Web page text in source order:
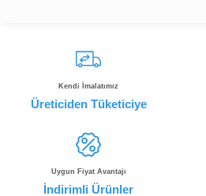
Kendi İmalatımız
Üreticiden Tüketiciye
Uygun Fiyat Avantajı
İndirimli Ürünler